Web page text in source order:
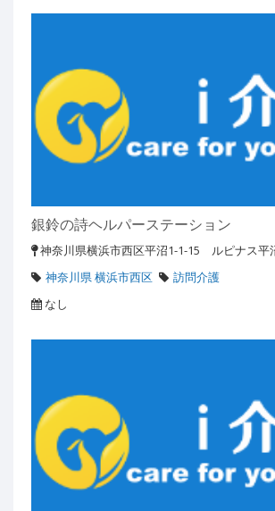
銀鈴の詩ヘルパーステーション
神奈川県横浜市西区平沼1-1-15 ルピナス平
神奈川県 横浜市西区
訪問介護
なし